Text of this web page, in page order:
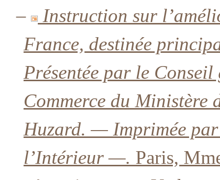
–
Instruction sur
France, destinée
Présentée par le
Commerce du Ministère
Huzard. — Imprimée
l’Intérieur —. Paris,